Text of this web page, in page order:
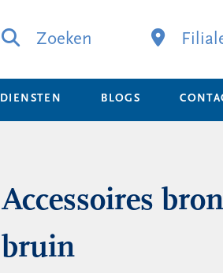
Zoeken
DIENSTEN BLOGS
Accessoires
bruin